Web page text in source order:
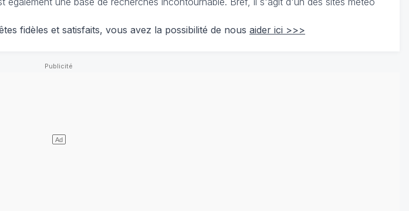
fidèles et satisfaits, vous avez la possibilité de nous aider ici >>>